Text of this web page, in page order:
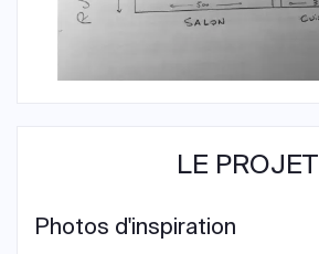
LE PROJET
Photos d'inspiration